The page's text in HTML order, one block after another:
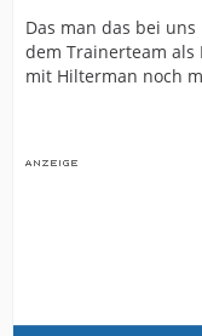
Das man das bei
dem Trainerteam als
mit Hilterman noch